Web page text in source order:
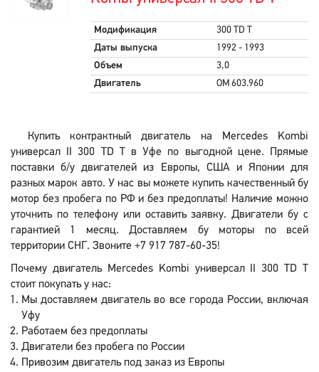
Модификация
300 TD T
Даты выпуска
1992 - 1993
Объем
3,0
Двигатель
OM 603.960
Купить контрактный двигатель на Mercedes Kombi
универсал II 300 TD T в Уфе по выгодной цене. Прямые
поставки б/у двигателей из Европы, США и Японии для
разных марок авто. У нас вы можете купить качественный бу
мотор без пробега по РФ и без предоплаты! Наличие можно
уточнить по телефону или оставить заявку. Двигатели бу с
гарантией 1 месяц. Доставляем бу моторы по всей
территории СНГ. Звоните +7 917 787-60-35!
Почему двигатель Mercedes Kombi универсал II 300 TD T
стоит покупать у нас:
Мы доставляем двигатель во все города России, включая
Уфу
Работаем без предоплаты
Двигатели без пробега по России
Привозим двигатель под заказ из Европы